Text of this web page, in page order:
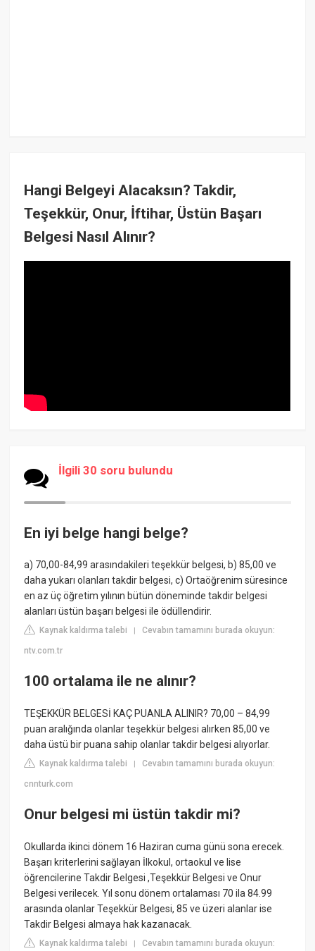
Hangi Belgeyi Alacaksın? Takdir,
Teşekkür, Onur, İftihar, Üstün Başarı
Belgesi Nasıl Alınır?
İlgili 30 soru bulundu
En iyi belge hangi belge?
a) 70,00-84,99 arasındakileri teşekkür belgesi, b) 85,00 ve
daha yukarı olanları takdir belgesi, c) Ortaöğrenim süresince
en az üç öğretim yılının bütün döneminde takdir belgesi
alanları üstün başarı belgesi ile ödüllendirir.
Kaynak kaldırma talebi |Cevabın tamamını burada okuyun:
ntv.com.tr
100 ortalama ile ne alınır?
TEŞEKKÜR BELGESİ KAÇ PUANLA ALINIR? 70,00 – 84,99
puan aralığında olanlar teşekkür belgesi alırken 85,00 ve
daha üstü bir puana sahip olanlar takdir belgesi alıyorlar.
Kaynak kaldırma talebi |Cevabın tamamını burada okuyun:
cnnturk.com
Onur belgesi mi üstün takdir mi?
Okullarda ikinci dönem 16 Haziran cuma günü sona erecek.
Başarı kriterlerini sağlayan İlkokul, ortaokul ve lise
öğrencilerine Takdir Belgesi ,Teşekkür Belgesi ve Onur
Belgesi verilecek. Yıl sonu dönem ortalaması 70 ila 84.99
arasında olanlar Teşekkür Belgesi, 85 ve üzeri alanlar ise
Takdir Belgesi almaya hak kazanacak.
Kaynak kaldırma talebi |Cevabın tamamını burada okuyun: